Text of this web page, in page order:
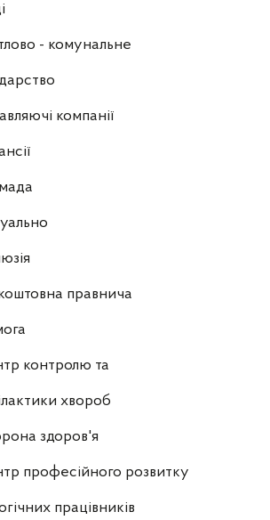
- комунальне
компанії
правнича
контролю та
хвороб
здоров'я
професійного розвитку
працівників